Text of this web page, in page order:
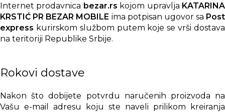
Internet prodavnica bezar.rs kojom upravlja KATARINA
KRSTIĆ PR BEZAR MOBILE ima potpisan ugovor sa Post
express kurirskom službom putem koje se vrši dostava
na teritoriji Republike Srbije.
Rokovi dostave
Nakon što dobijete potvrdu naručenih proizvoda na
Vašu e-mail adresu koju ste naveli prilikom kreiranja